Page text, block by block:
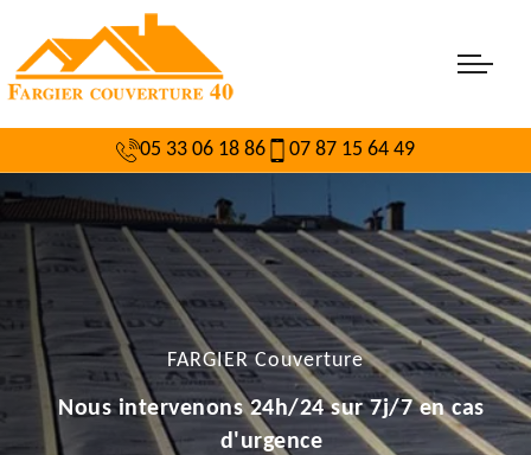
05 33 06 18 86 07 87 15 64 49
FARGIER Couverture
Nous intervenons 24h/24 sur 7j/7 en cas
d'urgence